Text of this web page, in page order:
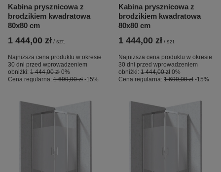
Kabina prysznicowa z
brodzikiem kwadratowa
80x80 cm
1 444,00 zł / szt.
Najniższa cena produktu w okresie
30 dni przed wprowadzeniem
obniżki: 1 444,00 zł 0%
Cena regularna: 1 699,00 zł -15%
Kabina prysznicowa z
brodzikiem kwadratowa
80x80 cm
1 444,00 zł / szt.
Najniższa cena produktu w okresie
30 dni przed wprowadzeniem
obniżki: 1 444,00 zł 0%
Cena regularna: 1 699,00 zł -15%